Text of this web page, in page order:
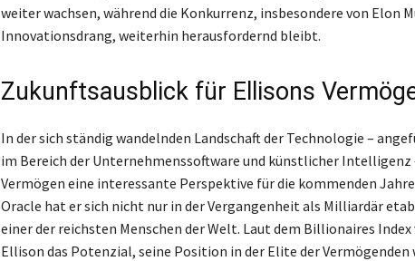
weiter wachsen, während die Konkurrenz, insbesondere von Elon
Innovationsdrang, weiterhin herausfordernd bleibt.
Zukunftsausblick für Ellisons
In der sich ständig wandelnden Landschaft der Technologie –
im Bereich der Unternehmenssoftware und künstlicher
Vermögen eine interessante Perspektive für die kommenden
Oracle hat er sich nicht nur in der Vergangenheit als Milliardär
einer der reichsten Menschen der Welt. Laut dem Billionaires
Ellison das Potenzial, seine Position in der Elite der Vermögenden